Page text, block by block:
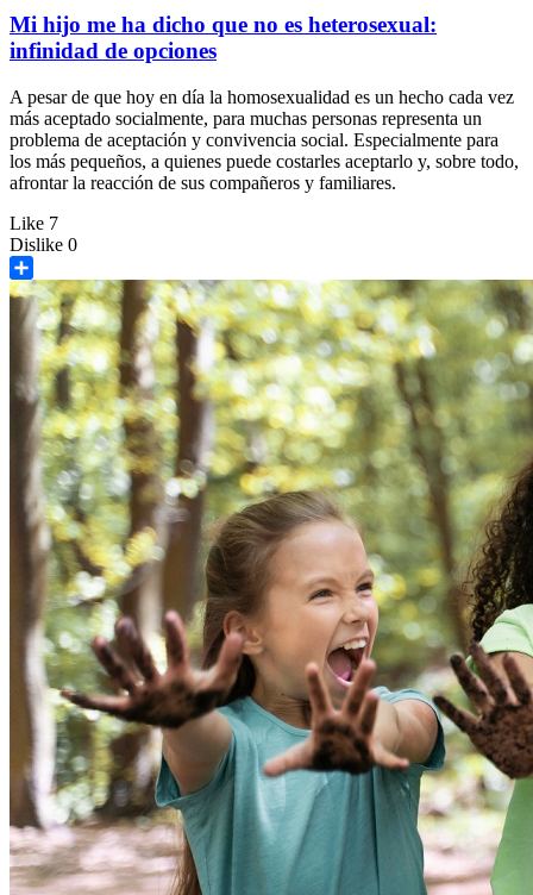
Mi hijo me ha dicho que no es heterosexual:
infinidad de opciones
A pesar de que hoy en día la homosexualidad es un hecho cada vez
más aceptado socialmente, para muchas personas representa un
problema de aceptación y convivencia social. Especialmente para
los más pequeños, a quienes puede costarles aceptarlo y, sobre todo,
afrontar la reacción de sus compañeros y familiares.
Like 7
Dislike 0
Share